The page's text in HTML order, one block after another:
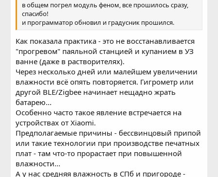
в общем погрел модуль феном, все прошилось сразу,
спасибо!
и программатор обновил и градусник прошился.
Как показала практика - это не восстанавливается
"прогревом" паяльной станцией и купанием в УЗ
ванне (даже в растворителях).
Через несколько дней или малейшем увеличении
влажности всё опять повторяется. Гигрометр или
другой BLE/Zigbee начинает нещадно жрать
батарею...
Особенно часто такое явление встречается на
устройствах от Xiaomi.
Предполагаемые причины - бессвинцовый припой
или такие технологии при производстве печатных
плат - там что-то прорастает при повышенной
влажности...
А у нас средняя влажность в СПб и пригороде -